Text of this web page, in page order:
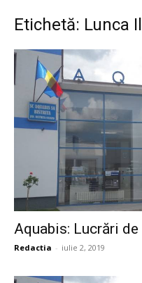
Etichetă: Lunca
Aquabis: Lucrări
Redactia - iulie 2, 2019